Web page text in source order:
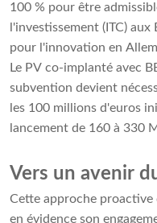
100 % pour être
l'investissement (ITC)
pour l'innovation en
Le PV co-implanté avec
subvention devient
les 100 millions d'euros
lancement de 160 à 330
Vers un avenir
Cette approche proactive
en évidence son